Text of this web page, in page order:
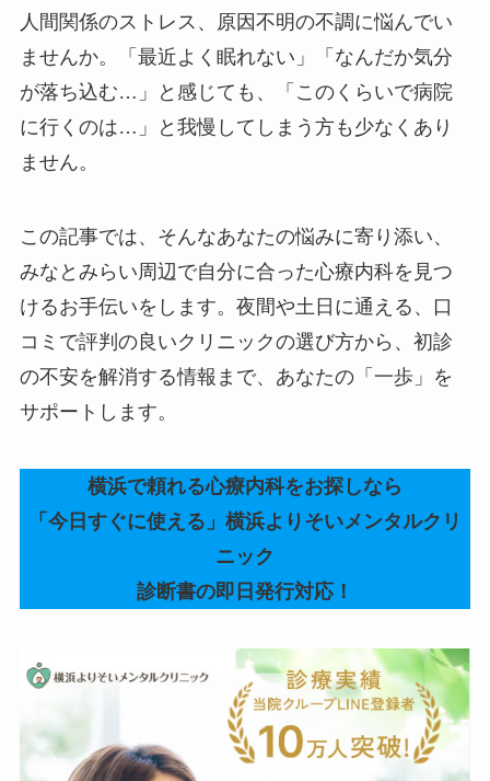
人間関係のストレス、原因不明の不調に悩んでい
ませんか。「最近よく眠れない」「なんだか気分
が落ち込む…」と感じても、「このくらいで病院
に行くのは…」と我慢してしまう方も少なくあり
ません。
この記事では、そんなあなたの悩みに寄り添い、
みなとみらい周辺で自分に合った心療内科を見つ
けるお手伝いをします。夜間や土日に通える、口
コミで評判の良いクリニックの選び方から、初診
の不安を解消する情報まで、あなたの「一歩」を
サポートします。
横浜で頼れる心療内科をお探しなら
「今日すぐに使える」横浜よりそいメンタルクリ
ニック
診断書の即日発行対応！